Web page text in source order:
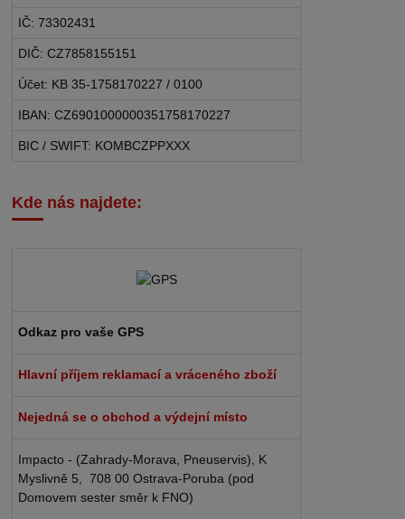
IČ: 73302431
DIČ: CZ7858155151
Účet: KB 35-1758170227 / 0100
IBAN: CZ6901000000351758170227
BIC / SWIFT: KOMBCZPPXXX
Kde nás najdete:
Odkaz pro vaše GPS
Hlavní příjem reklamací a vráceného zboží
Nejedná se o obchod a výdejní místo
Impacto - (Zahrady-Morava, Pneuservis), K
Myslivně 5, 708 00 Ostrava-Poruba (pod
Domovem sester směr k FNO)